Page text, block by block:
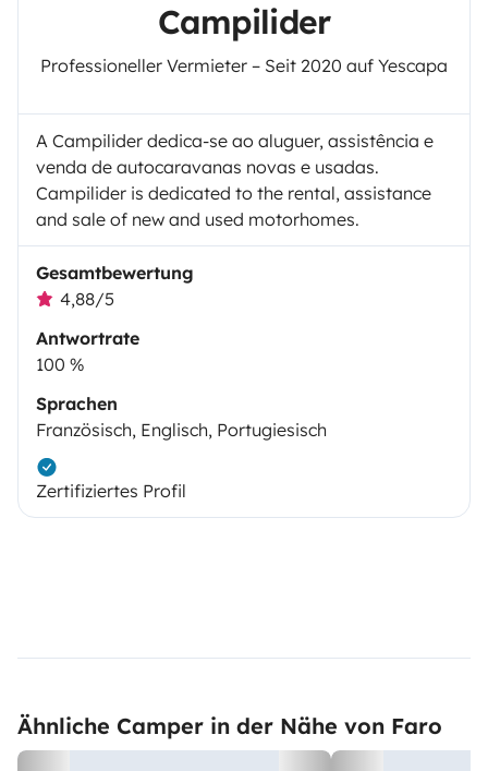
Campilider
Professioneller Vermieter – Seit 2020 auf Yescapa
A Campilider dedica-se ao aluguer, assistência e
venda de autocaravanas novas e usadas.
Campilider is dedicated to the rental, assistance
and sale of new and used motorhomes.
Gesamtbewertung
4,88/5
Antwortrate
100 %
Sprachen
Französisch, Englisch, Portugiesisch
Zertifiziertes Profil
Ähnliche Camper in der Nähe von Faro